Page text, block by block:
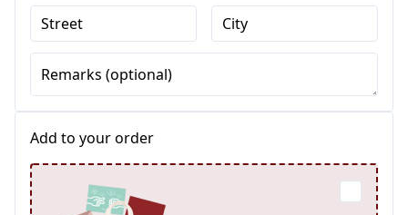
Street City
Remarks (optional)
Add to your order